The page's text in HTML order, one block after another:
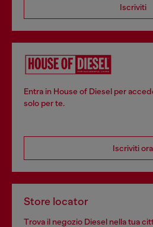
Iscriviti
Entra in House of Diesel per
solo per te.
Iscriviti ora
Store locator
Trova il negozio Diesel nella tua